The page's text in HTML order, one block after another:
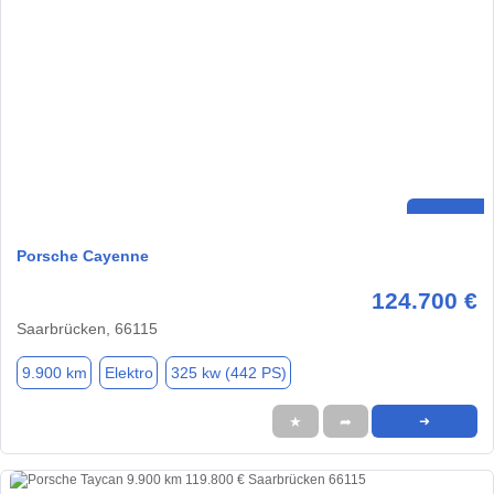
Porsche Cayenne
124.700 €
Saarbrücken, 66115
9.900 km Elektro 325 kw (442 PS)
★ ➦ ➜